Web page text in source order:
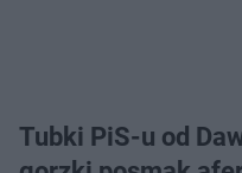
Tubki PiS-u od